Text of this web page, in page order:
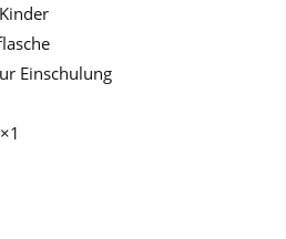
Einschulung